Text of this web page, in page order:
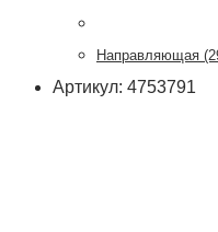
Направляющая
Артикул: 4753791